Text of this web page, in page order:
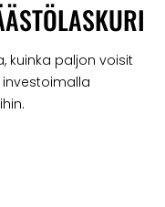
kuinka paljon voisit